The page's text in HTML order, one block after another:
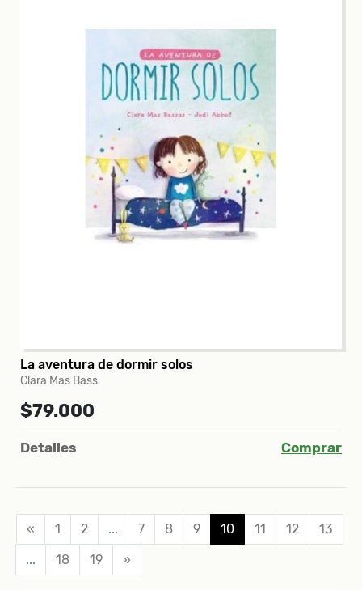
La aventura de dormir solos
Clara Mas Bass
$79.000
Detalles Comprar
« 1 2 ... 7 8 9 10 11 12
13
...
18 19 »